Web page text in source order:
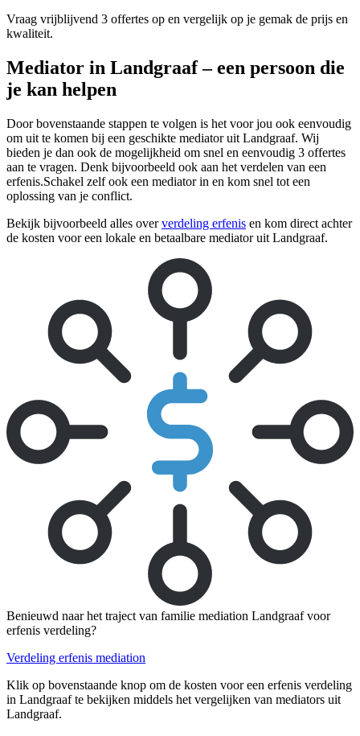
Vraag vrijblijvend 3 offertes op en vergelijk op je gemak de prijs en
kwaliteit.
Mediator in Landgraaf – een persoon die
je kan helpen
Door bovenstaande stappen te volgen is het voor jou ook eenvoudig
om uit te komen bij een geschikte mediator uit Landgraaf. Wij
bieden je dan ook de mogelijkheid om snel en eenvoudig 3 offertes
aan te vragen. Denk bijvoorbeeld ook aan het verdelen van een
erfenis.Schakel zelf ook een mediator in en kom snel tot een
oplossing van je conflict.
Bekijk bijvoorbeeld alles oververdeling erfenis en kom direct achter
de kosten voor een lokale en betaalbare mediator uit Landgraaf.
Benieuwd naar het traject van familie mediation Landgraaf voor
erfenis verdeling?
Verdeling erfenis mediation
Klik op bovenstaande knop om de kosten voor een erfenis verdeling
in Landgraaf te bekijken middels het vergelijken van mediators uit
Landgraaf.